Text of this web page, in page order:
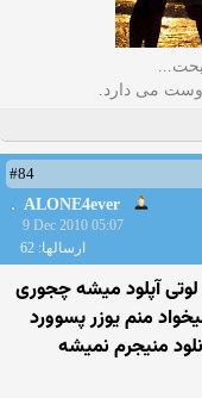
می دارد.
#84
ALONE4ever
9 Dec 2010 05:07
ارسالها: 62
آپلود میشه چجوری
منم یوزر پسوورد
منیجرم نمیشه